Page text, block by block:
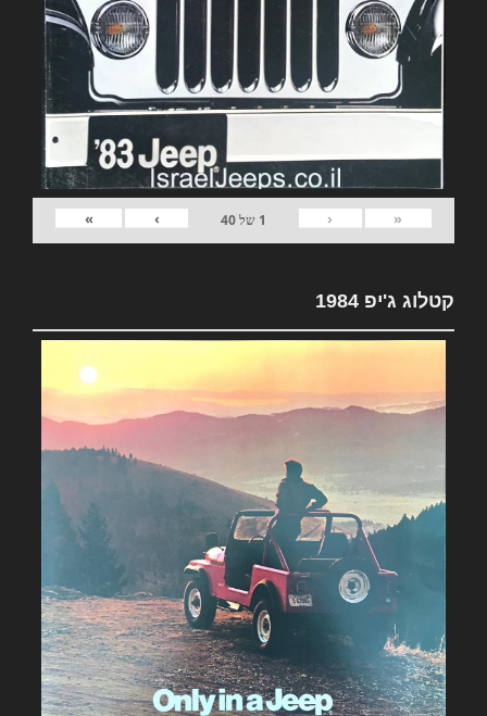
«
‹
1 של40
›
»
קטלוג ג'יפ 1984